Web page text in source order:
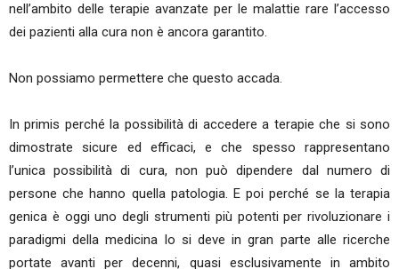
nell’ambito delle terapie avanzate per le malattie rare l’accesso
dei pazienti alla cura non è ancora garantito.
Non possiamo permettere che questo accada.
In primis perché la possibilità di accedere a terapie che si sono
dimostrate sicure ed efficaci, e che spesso rappresentano
l’unica possibilità di cura, non può dipendere dal numero di
persone che hanno quella patologia. E poi perché se la terapia
genica è oggi uno degli strumenti più potenti per rivoluzionare i
paradigmi della medicina lo si deve in gran parte alle ricerche
portate avanti per decenni, quasi esclusivamente in ambito